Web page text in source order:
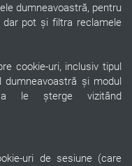
dumneavoastră, pentru
dar pot și filtra reclamele
cookie-uri, inclusiv tipul
dumneavoastră și modul
șterge vizitând
uri de sesiune (care